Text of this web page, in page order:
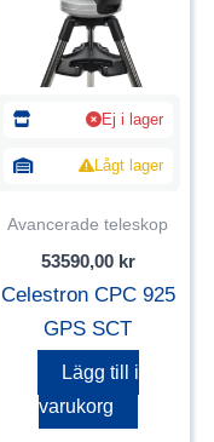
Ej i lager
Lågt lager
Avancerade teleskop
53590,00 kr
Celestron CPC 925
GPS SCT
Lägg till i
varukorg